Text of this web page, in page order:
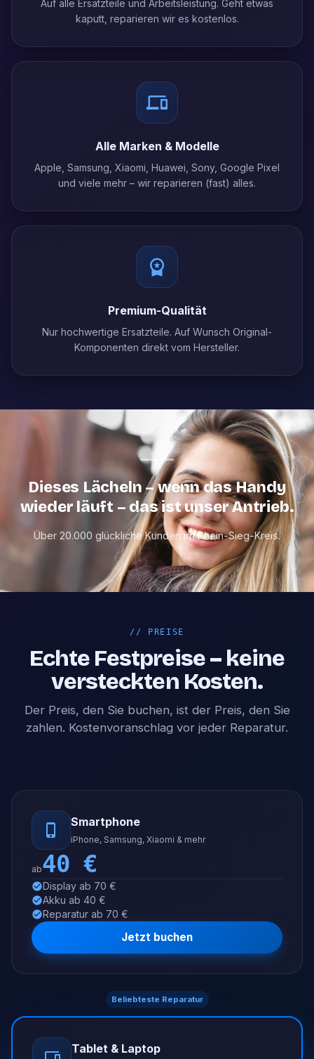
Auf alle Ersatzteile und Arbeitsleistung. Geht etwas
kaputt, reparieren wir es kostenlos.
Alle Marken & Modelle
Apple, Samsung, Xiaomi, Huawei, Sony, Google Pixel
und viele mehr – wir reparieren (fast) alles.
Premium-Qualität
Nur hochwertige Ersatzteile. Auf Wunsch Original-
Komponenten direkt vom Hersteller.
Dieses Lächeln – wenn das Handy
wieder läuft – das ist unser Antrieb.
Über 20.000 glückliche Kunden im Rhein-Sieg-Kreis.
// PREISE
Echte Festpreise – keine
versteckten Kosten.
Der Preis, den Sie buchen, ist der Preis, den Sie
zahlen. Kostenvoranschlag vor jeder Reparatur.
Smartphone
iPhone, Samsung, Xiaomi & mehr
ab40 €
Display ab 70 €
Akku ab 40 €
Reparatur ab 70 €
Jetzt buchen
Beliebteste Reparatur
Tablet & Laptop